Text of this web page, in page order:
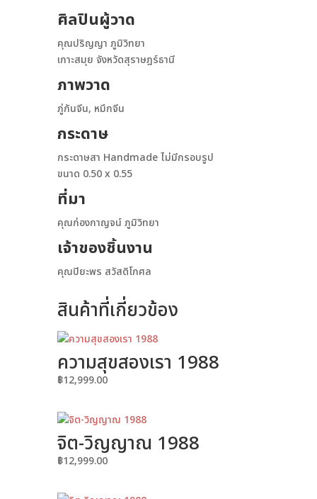
ศิลปินผู้วาด
คุณปริญญา ภูมิวิทยา
เกาะสมุย จังหวัดสุราษฎร์ธานี
ภาพวาด
ภู่กันจีน, หมึกจีน
กระดาษ
กระดาษสา Handmade ไม่มีกรอบรูป
ขนาด 0.50 x 0.55
ที่มา
คุณก่องกาญจน์ ภูมิวิทยา
เจ้าของชิ้นงาน
คุณปิยะพร สวัสดิโกศล
สินค้าที่เกี่ยวข้อง
ความสุขสองเรา 1988
฿12,999.00
จิต-วิญญาณ 1988
฿12,999.00